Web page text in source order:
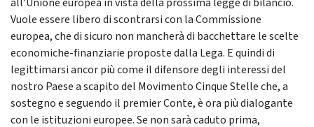
Vuole essere libero di scontrarsi con la Commissione
europea, che di sicuro non mancherà di bacchettare le scelte
economiche-finanziarie proposte dalla Lega. E quindi di
legittimarsi ancor più come il difensore degli interessi del
nostro Paese a scapito del Movimento Cinque Stelle che, a
sostegno e seguendo il premier Conte, è ora più dialogante
con le istituzioni europee. Se non sarà caduto prima,